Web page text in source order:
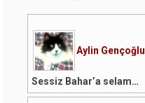
Aylin Gençoğlu
Sessiz Bahar’a selam…